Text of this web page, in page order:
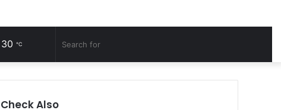
for
Random
Article
30 ℃
Check Also